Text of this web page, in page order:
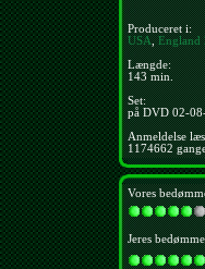
Produceret i:
USA,England
Længde:
143 min.
Set:
på DVD 02-
Anmeldelse
1174662
Vores
Jeres